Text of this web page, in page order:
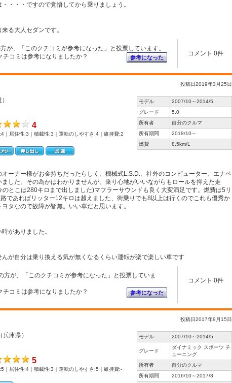
・・・ですので覚悟してから乗りましょう。
る大人セダンです。
が、「このクチコミが参考になった」と投票しています。
チコミは参考になりましたか？
参考になった
コメント 0件
投稿日2019年3月25日
4
｜居住性:3｜積載性:3｜運転のしやすさ:4｜維持費:2
モデル
2007/10～2014/5
グレード
5.0
所有者
自分のクルマ
所有期間
2018/10～
燃費
8.5km/L
ーナー様がお金持ちだったらしく、機械式L.S.D.、社外のコンピューター、エナペ
した、その為かはわかりませんが、乗り心地がいいながらもロールを抑えた走
とこは280キロまで出しました)マフラーサウンドも良く大変満足です。燃費は5リ
であればリッター12キロは越えました、街乗りでも8以上は行くのでこれも優秀か
タなので故障が皆無。いい車だと思います。
がありました。
が自分は乗り換える気が無くなるくらい運転が楽で楽しい車です
方が、「このクチコミが参考になった」と投票していま
チコミは参考になりましたか？
参考になった
コメント 0件
投稿日2017年9月15日
庫県）
5
｜居住性:4｜積載性:3｜運転のしやすさ:5｜維持費:-
モデル 2007/10～2014/5
グレード
ダイナミック スポーツ チ
ューニング
所有者
自分のクルマ
所有期間
2016/10～2017/8